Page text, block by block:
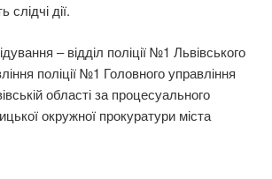
дії.
– відділ поліції №1 Львівського
поліції №1 Головного управління
області за процесуального
окружної прокуратури міста